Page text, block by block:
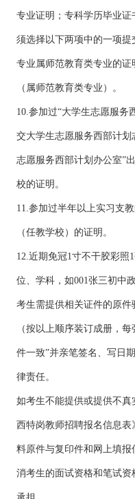
专业证明；专科学历毕业证
须选择以下两项中的一项
专业属师范教育类专业的
（属师范教育类专业）。
10.参加过“大学生志愿服务
交大学生志愿服务西部计
志愿服务西部计划办公室”
校的证明。
11.参加过半年以上实习支
（任教学校）的证明。
12.近期免冠1寸不干胶彩照
位、学科，如001张三初中
考生需提供相关证件的原件
（按以上顺序装订成册，
件一致”并亲笔签名、写日
律责任。
如考生不能提供或提供不
西特岗教师招聘报名信息
料原件与复印件和网上填
消考生的面试资格和笔试资